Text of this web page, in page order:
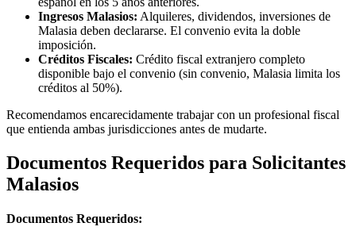
Ingresos Malasios: Alquileres, dividendos, inversiones de
Malasia deben declararse. El convenio evita la doble
imposición.
Créditos Fiscales: Crédito fiscal extranjero completo
disponible bajo el convenio (sin convenio, Malasia limita los
créditos al 50%).
Recomendamos encarecidamente trabajar con un profesional fiscal
que entienda ambas jurisdicciones antes de mudarte.
Documentos Requeridos para Solicitantes
Malasios
Documentos Requeridos: